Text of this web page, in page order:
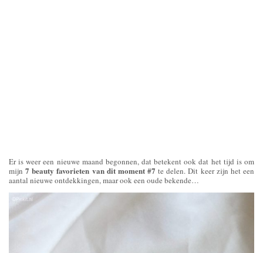
Er is weer een nieuwe maand begonnen, dat betekent ook dat het tijd is om
mijn7 beauty favorieten van dit moment #7 te delen. Dit keer zijn het een
aantal nieuwe ontdekkingen, maar ook een oude bekende…